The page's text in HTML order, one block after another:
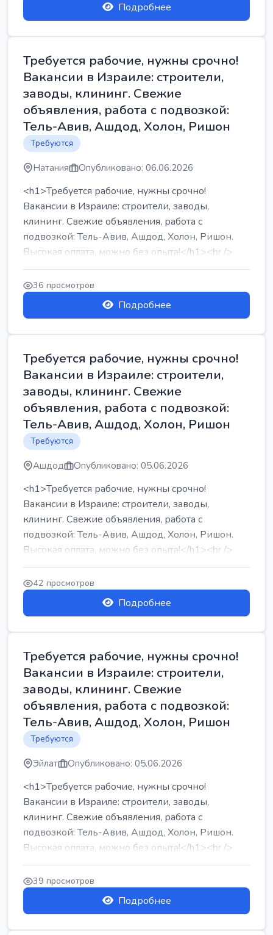
Подробнее
Требуется рабочие, нужны срочно!
Вакансии в Израиле: строители,
заводы, клининг. Свежие
объявления, работа с подвозкой:
Тель-Авив, Ашдод, Холон, Ришон
Требуются
Натания Опубликовано: 06.06.2026
<h1>Требуется рабочие, нужны срочно!
Вакансии в Израиле: строители, заводы,
клининг. Свежие объявления, работа с
подвозкой: Тель-Авив, Ашдод, Холон, Ришон.
Высокая оплата, можно без опыта!</h1><br />
...
36 просмотров
Подробнее
Требуется рабочие, нужны срочно!
Вакансии в Израиле: строители,
заводы, клининг. Свежие
объявления, работа с подвозкой:
Тель-Авив, Ашдод, Холон, Ришон
Требуются
Ашдод Опубликовано: 05.06.2026
<h1>Требуется рабочие, нужны срочно!
Вакансии в Израиле: строители, заводы,
клининг. Свежие объявления, работа с
подвозкой: Тель-Авив, Ашдод, Холон, Ришон.
Высокая оплата, можно без опыта!</h1><br />
...
42 просмотров
Подробнее
Требуется рабочие, нужны срочно!
Вакансии в Израиле: строители,
заводы, клининг. Свежие
объявления, работа с подвозкой:
Тель-Авив, Ашдод, Холон, Ришон
Требуются
Эйлат Опубликовано: 05.06.2026
<h1>Требуется рабочие, нужны срочно!
Вакансии в Израиле: строители, заводы,
клининг. Свежие объявления, работа с
подвозкой: Тель-Авив, Ашдод, Холон, Ришон.
Высокая оплата, можно без опыта!</h1><br />
...
39 просмотров
Подробнее